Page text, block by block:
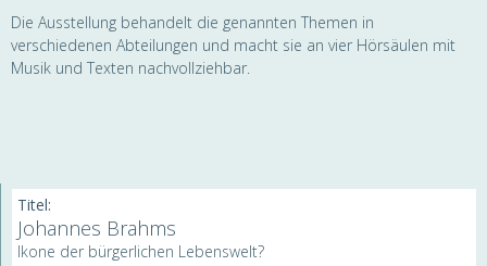
Die Ausstellung behandelt die genannten Themen in
verschiedenen Abteilungen und macht sie an vier Hörsäulen mit
Musik und Texten nachvollziehbar.
Titel:
Johannes Brahms
Ikone der bürgerlichen Lebenswelt?